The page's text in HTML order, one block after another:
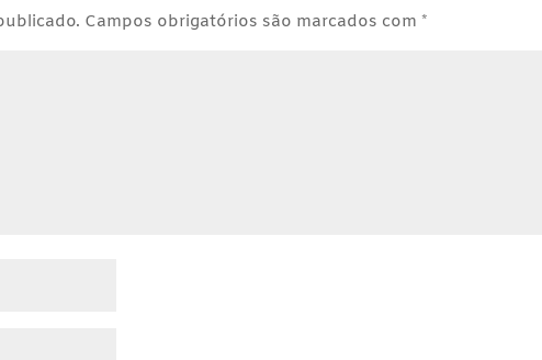
Campos obrigatórios são marcados com*